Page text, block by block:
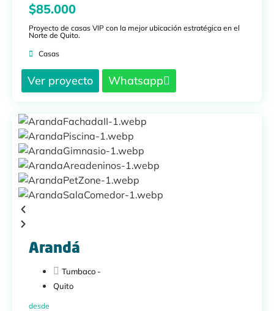
$85.000
Proyecto de casas VIP con la mejor ubicación estratégica en el
Norte de Quito.
Casas
Ver proyecto Whatsapp
Arandá
Tumbaco -
Quito
desde